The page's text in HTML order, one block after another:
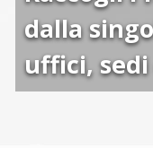
dalla
uffici,